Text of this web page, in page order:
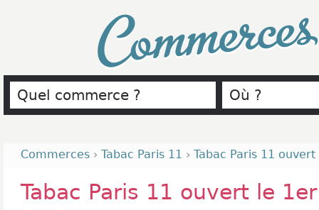
Commerces › Tabac Paris 11 › Tabac Paris 11
Tabac Paris 11 ouvert le